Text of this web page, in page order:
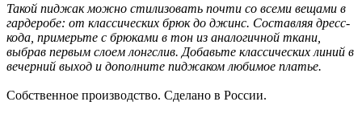
Такой пиджак можно стилизовать почти со всеми вещами в
гардеробе: от классических брюк до джинс. Составляя дресс-
кода, примерьте с брюками в тон из аналогичной ткани,
выбрав первым слоем лонгслив. Добавьте классических линий в
вечерний выход и дополните пиджаком любимое платье.
Собственное производство. Сделано в России.